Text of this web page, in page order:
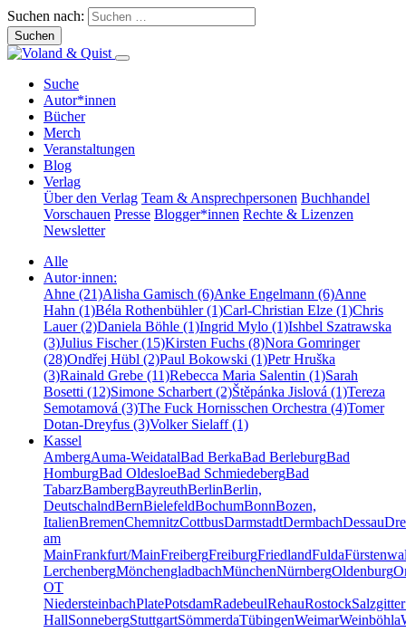
Suchen nach:
Suche
Autor*innen
Bücher
Merch
Veranstaltungen
Blog
Verlag
Über den Verlag Team & Ansprechpersonen Buchhandel
Vorschauen Presse Blogger*innen Rechte & Lizenzen
Newsletter
Alle
Autor·innen:
Ahne (21)Alisha Gamisch (6)Anke Engelmann (6)Anne
Hahn (1)Béla Rothenbühler (1)Carl-Christian Elze (1)Chris
Lauer (2)Daniela Böhle (1)Ingrid Mylo (1)Ishbel Szatrawska
(3)Julius Fischer (15)Kirsten Fuchs (8)Nora Gomringer
(28)Ondřej Hübl (2)Paul Bokowski (1)Petr Hruška
(3)Rainald Grebe (11)Rebecca Maria Salentin (1)Sarah
Bosetti (12)Simone Scharbert (2)Štěpánka Jislová (1)Tereza
Semotamová (3)The Fuck Hornisschen Orchestra (4)Tomer
Dotan-Dreyfus (3)Volker Sielaff (1)
Kassel
AmbergAuma-WeidatalBad BerkaBad BerleburgBad
HomburgBad OldesloeBad SchmiedebergBad
TabarzBambergBayreuthBerlinBerlin,
DeutschalndBernBielefeldBochumBonnBozen,
ItalienBremenChemnitzCottbusDarmstadtDermbachDessau
am
MainFrankfurt/MainFreibergFreiburgFriedlandFulda
LerchenbergMönchengladbachMünchenNürnbergOldenburg
OT
NiedersteinbachPlatePotsdamRadebeulRehauRostockSalzgitter
HallSonnebergStuttgartSömmerdaTübingenWeimarWeinböhla